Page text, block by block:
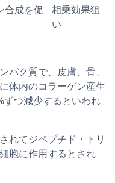
合成を促
相乗効果狙
い
パク質で、皮膚、骨、
体内のコラーゲン産生
ずつ減少するといわれ
れてジペプチド・トリ
胞に作用するとされ